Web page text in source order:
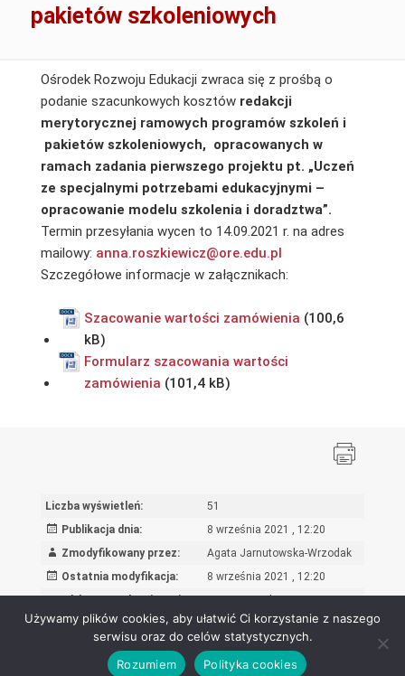
pakietów szkoleniowych
Ośrodek Rozwoju Edukacji zwraca się z prośbą o
podanie szacunkowych kosztów redakcji
merytorycznej ramowych programów szkoleń i
pakietów szkoleniowych, opracowanych w
ramach zadania pierwszego projektu pt. „Uczeń
ze specjalnymi potrzebami edukacyjnymi –
opracowanie modelu szkolenia i doradztwa”.
Termin przesyłania wycen to 14.09.2021 r. na adres
mailowy: anna.roszkiewicz@ore.edu.pl
Szczegółowe informacje w załącznikach:
Szacowanie wartości zamówienia
Formularz szacowania wartości
zamówienia
Liczba wyświetleń:
51
Publikacja dnia:
8 września 2021 , 12:20
Zmodyfikowany przez:
Agata Jarnutowska-Wrzodak
Ostatnia modyfikacja:
8 września 2021 , 12:20
Ośrodek Rozwoju Edukacji - Biuletyn Informacji Publicznej 2026
Używamy plików cookies, aby ułatwić Ci korzystanie z naszego
serwisu oraz do celów statystycznych.
Rozumiem
Polityka cookies